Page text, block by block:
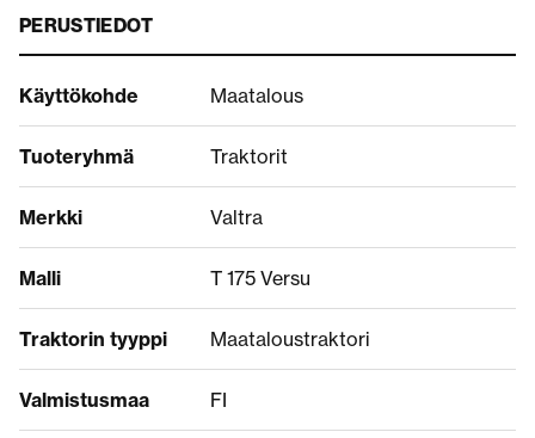
PERUSTIEDOT
Käyttökohde Maatalous
Tuoteryhmä Traktorit
Merkki Valtra
Malli T 175 Versu
Traktorin tyyppi Maataloustraktori
Valmistusmaa FI